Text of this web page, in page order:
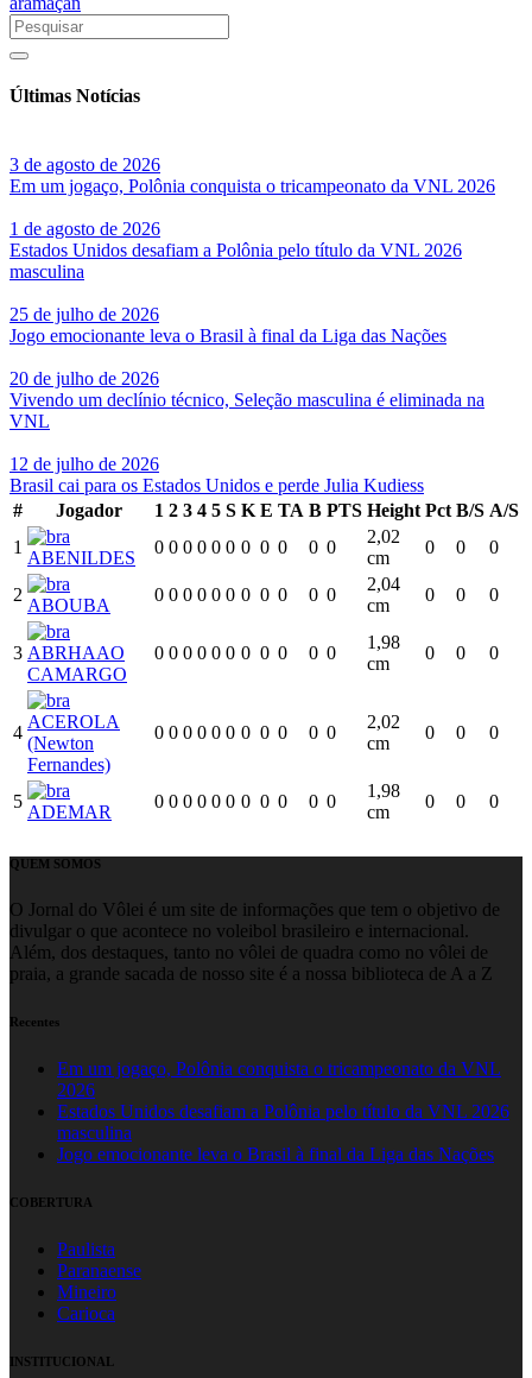
Últimas Notícias
3 de agosto de 2026
Em um jogaço, Polônia conquista o tricampeonato da VNL 2026
1 de agosto de 2026
Estados Unidos desafiam a Polônia pelo título da VNL 2026
masculina
25 de julho de 2026
Jogo emocionante leva o Brasil à final da Liga das Nações
20 de julho de 2026
Vivendo um declínio técnico, Seleção masculina é eliminada na
VNL
12 de julho de 2026
Brasil cai para os Estados Unidos e perde Julia Kudiess
#
Jogador 1 2 3 4 5 S K E TA B PTS Height Pct B/S A/S
1
ABENILDES
0 0 0 0 0 0 0 0 0 0 0
2,02
cm
0 0 0
2
ABOUBA
0 0 0 0 0 0 0 0 0 0 0
2,04
cm
0 0 0
3 ABRHAAO
CAMARGO
0 0 0 0 0 0 0 0 0 0 0
1,98
cm
0 0 0
4
ACEROLA
(Newton
Fernandes)
0 0 0 0 0 0 0 0 0 0 0
2,02
cm
0 0 0
5
ADEMAR
0 0 0 0 0 0 0 0 0 0 0
1,98
cm
0 0 0
QUEM SOMOS
O Jornal do Vôlei é um site de informações que tem o objetivo de
divulgar o que acontece no voleibol brasileiro e internacional.
Além, dos destaques, tanto no vôlei de quadra como no vôlei de
praia, a grande sacada de nosso site é a nossa biblioteca de A a Z
Recentes
Em um jogaço, Polônia conquista o tricampeonato da VNL
2026
Estados Unidos desafiam a Polônia pelo título da VNL 2026
masculina
Jogo emocionante leva o Brasil à final da Liga das Nações
COBERTURA
Paulista
Paranaense
Mineiro
Carioca
INSTITUCIONAL